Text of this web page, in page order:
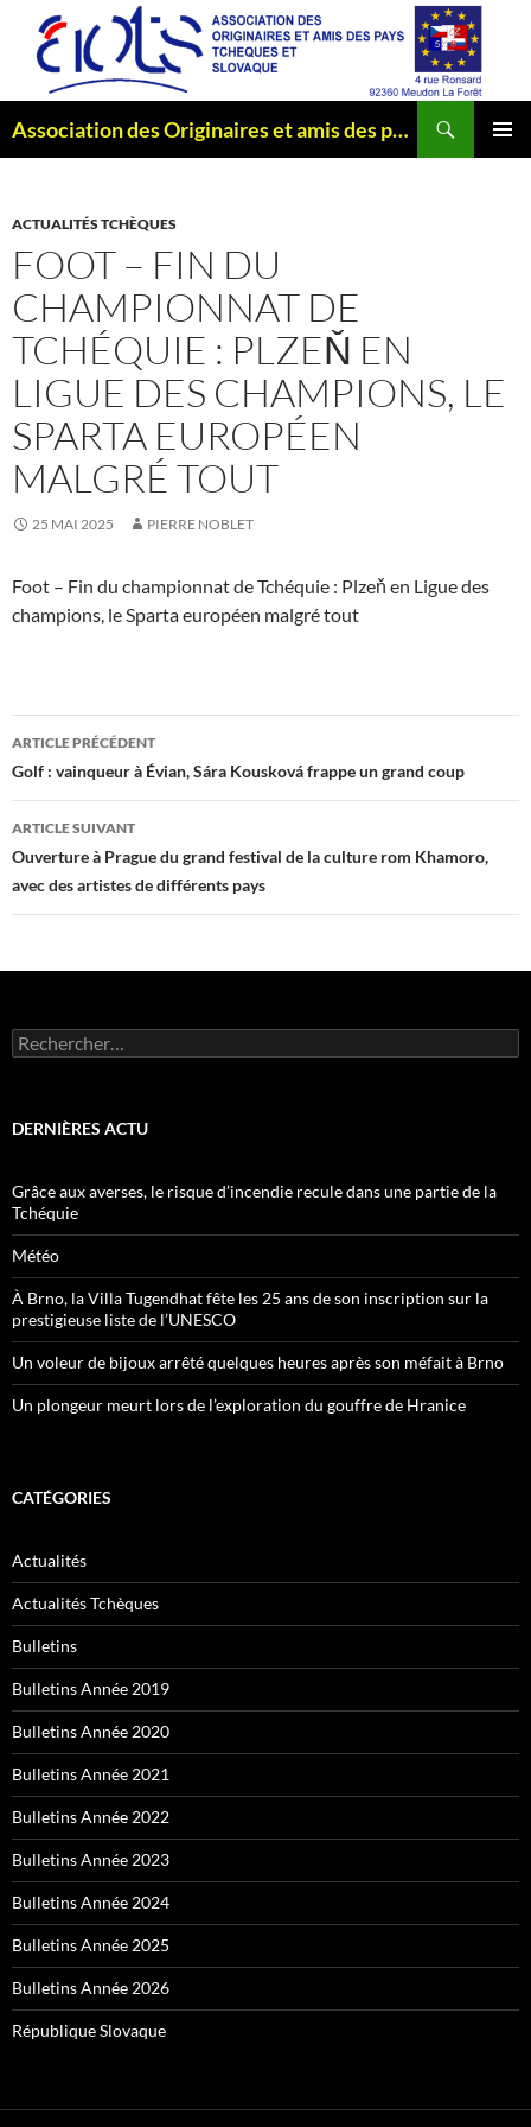
contenu
Association des Originaires et amis des pays Tchèques et Slovaque
ACTUALITÉS TCHÈQUES
FOOT – FIN DU
CHAMPIONNAT DE
TCHÉQUIE : PLZEŇ EN
LIGUE DES CHAMPIONS, LE
SPARTA EUROPÉEN
MALGRÉ TOUT
25 MAI 2025 PIERRE NOBLET
Foot – Fin du championnat de Tchéquie : Plzeň en Ligue des
champions, le Sparta européen malgré tout
Navigation
des
articles
ARTICLE PRÉCÉDENT
Golf : vainqueur à Évian, Sára Kousková frappe un grand coup
ARTICLE SUIVANT
Ouverture à Prague du grand festival de la culture rom Khamoro,
avec des artistes de différents pays
Rechercher :
DERNIÈRES ACTU
Grâce aux averses, le risque d’incendie recule dans une partie de la
Tchéquie
Météo
À Brno, la Villa Tugendhat fête les 25 ans de son inscription sur la
prestigieuse liste de l’UNESCO
Un voleur de bijoux arrêté quelques heures après son méfait à Brno
Un plongeur meurt lors de l’exploration du gouffre de Hranice
CATÉGORIES
Actualités
Actualités Tchèques
Bulletins
Bulletins Année 2019
Bulletins Année 2020
Bulletins Année 2021
Bulletins Année 2022
Bulletins Année 2023
Bulletins Année 2024
Bulletins Année 2025
Bulletins Année 2026
République Slovaque